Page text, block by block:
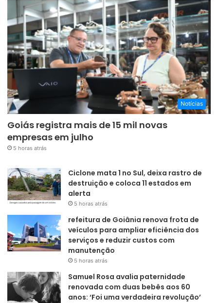
Notícias
Goiás registra mais de 15 mil novas
empresas em julho
5 horas atrás
Ciclone mata 1 no Sul, deixa rastro de
destruição e coloca 11 estados em
alerta
5 horas atrás
refeitura de Goiânia renova frota de
veículos para ampliar eficiência dos
serviços e reduzir custos com
manutenção
5 horas atrás
Samuel Rosa avalia paternidade
renovada com duas bebês aos 60
anos: ‘Foi uma verdadeira revolução’